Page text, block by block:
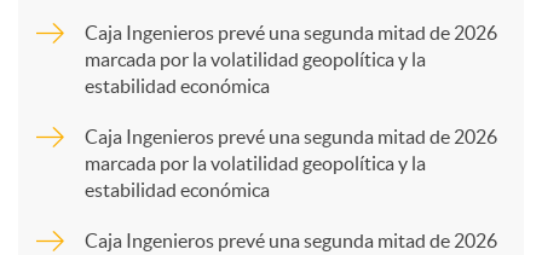
a
Caja Ingenieros prevé una segunda mitad de 2026
marcada por la volatilidad geopolítica y la
estabilidad económica
Caja Ingenieros prevé una segunda mitad de 2026
marcada por la volatilidad geopolítica y la
estabilidad económica
Caja Ingenieros prevé una segunda mitad de 2026